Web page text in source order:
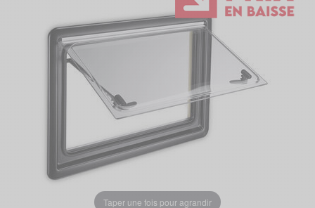
Taper une fois pour agrandir